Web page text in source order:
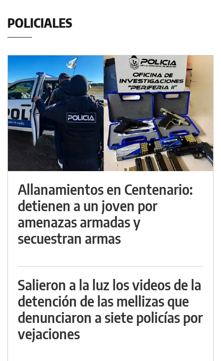
POLICIALES
Allanamientos en Centenario:
detienen a un joven por
amenazas armadas y
secuestran armas
Salieron a la luz los videos de la
detención de las mellizas que
denunciaron a siete policías por
vejaciones